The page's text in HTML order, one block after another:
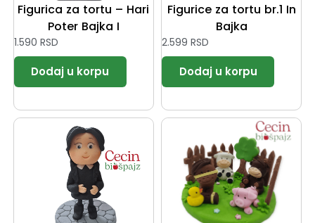
Figurica za tortu – Hari
Poter Bajka I
1.590 RSD
Figurice za tortu br.1 In
Bajka
2.599 RSD